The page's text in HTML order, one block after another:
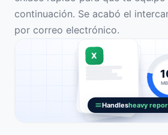
continuación. Se acabó el
por correo electrónico.
X
No
Handlesheavy